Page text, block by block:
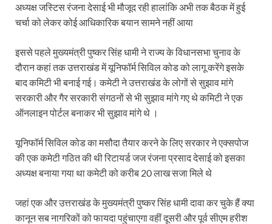
Baster’s New Picture: बस्तर की नई तस्वीर: मैदान
Modern Composite Sleepers: एआई की मदद से ट्रैक
Char Dham Yatra Action Plan: चारधाम यात्रा-
Katra Banihal Special Train: कटरा – बनिहाल के
Aerial Survey: सीएम योगी के निर्देश पर उप मुख्यमंत्री व
Ancient Manuscripts: वैश्विक मंच तक पहुंचेगा भारतीय
Bhartendu Natya Akadami: मुख्यमंत्री ने देखी ‘आनंद
अध्यक्ष जस्टिस रंजना देसाई भी मौजूद रही हालांकि अभी तक बैठक में हुई
चर्चा को लेकर कोई आधिकारिक बयान सामने नहीं आया
इससे पहले मुख्यमंत्री पुष्कर सिंह धामी ने राज्य के विधानसभा चुनाव के
दौरान कहां तक उत्तराखंड में यूनिफॉर्म सिविल कोड को लागू करेंगे इसके
बाद कमिटी भी बनाई गई। कमेटी ने उत्तराखंड के लोगों से सुझाव मांगे
सरकारी और गैर सरकारी संगठनों से भी सुझाव मांगे गए थे कमिटी ने एक
ऑनलाइन पोर्टल बनाकर भी सुझाव मांगे थे ।
यूनिफॉर्म सिविल कोड का मसौदा तैयार करने के लिए सरकार ने एक्सपोज
की एक कमेटी गठित की थी रिटायर्ड जज रंजना प्रसाद देसाई को इसका
अध्यक्ष बनाया गया था कमेटी को करीब 20 लाख सजा मिले थे
जहां एक और उत्तराखंड के मुख्यमंत्री पुष्कर सिंह धामी दावा कर चुके हैं क्या
कानून सब नागरिकों को फायदा पहुंचाएगा वहीं दूसरी और पूर्व सीएम हरीश